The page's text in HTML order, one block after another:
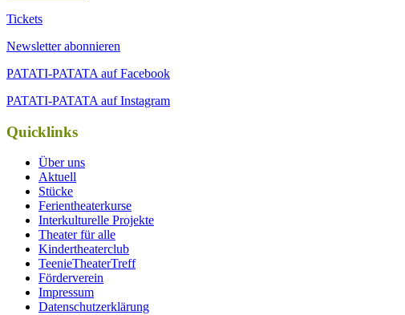
Tickets
Newsletter abonnieren
PATATI-PATATA auf Facebook
PATATI-PATATA auf Instagram
Quicklinks
Über uns
Aktuell
Stücke
Ferientheaterkurse
Interkulturelle Projekte
Theater für alle
Kindertheaterclub
TeenieTheaterTreff
Förderverein
Impressum
Datenschutzerklärung